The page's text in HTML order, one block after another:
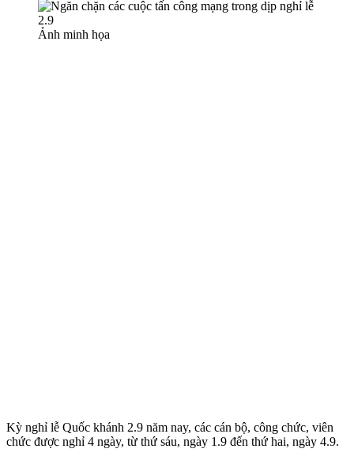
Ảnh minh họa
Kỳ nghỉ lễ Quốc khánh 2.9 năm nay, các cán bộ, công chức, viên
chức được nghỉ 4 ngày, từ thứ sáu, ngày 1.9 đến thứ hai, ngày 4.9.